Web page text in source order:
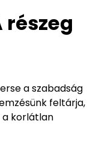
a szabadság
feltárja,
a korlátlan